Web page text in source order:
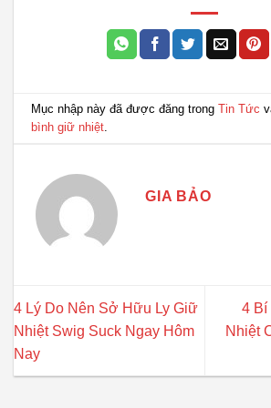
Mục nhập này đã được đăng trongTin Tức
bình giữ nhiệt
GIA BẢO
4 Lý Do Nên Sở Hữu Ly Giữ
Nhiệt Swig Suck Ngay Hôm
Nay
4 Bí
Nhiệt